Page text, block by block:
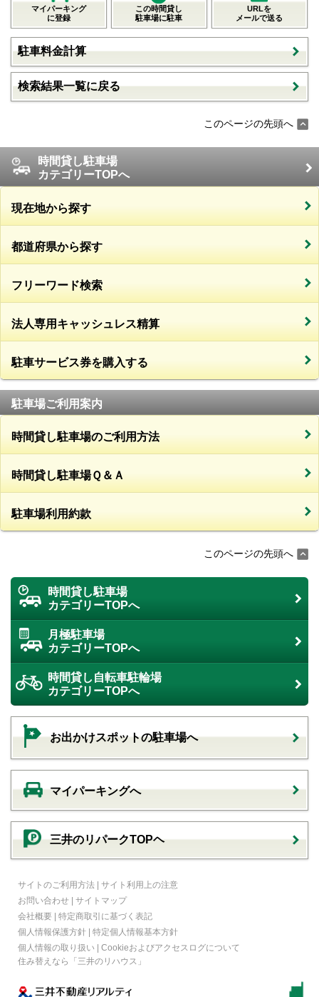
マイパーキング
に登録
この時間貸し
駐車場に駐車
URLを
メールで送る
駐車料金計算
検索結果一覧に戻る
このページの先頭へ
時間貸し駐車場
カテゴリーTOPへ
現在地から探す
都道府県から探す
フリーワード検索
法人専用キャッシュレス精算
駐車サービス券を購入する
駐車場ご利用案内
時間貸し駐車場のご利用方法
時間貸し駐車場Ｑ＆Ａ
駐車場利用約款
このページの先頭へ
時間貸し駐車場
カテゴリーTOPへ
月極駐車場
カテゴリーTOPへ
時間貸し自転車駐輪場
カテゴリーTOPへ
お出かけスポットの駐車場へ
マイパーキングへ
三井のリパークTOPヘ
サイトのご利用方法 | サイト利用上の注意
お問い合わせ | サイトマップ
会社概要 | 特定商取引に基づく表記
個人情報保護方針 | 特定個人情報基本方針
個人情報の取り扱い | Cookieおよびアクセスログについて
住み替えなら
「三井のリハウス」